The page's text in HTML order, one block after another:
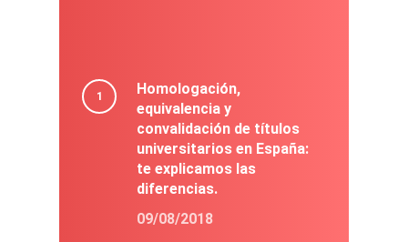
Homologación,
equivalencia y
convalidación de títulos
universitarios en España:
te explicamos las
diferencias.
09/08/2018